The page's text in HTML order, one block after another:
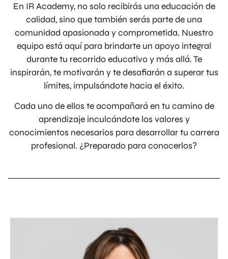
En IR Academy, no solo recibirás una educación de
calidad, sino que también serás parte de una
comunidad apasionada y comprometida. Nuestro
equipo está aquí para brindarte un apoyo integral
durante tu recorrido educativo y más allá. Te
inspirarán, te motivarán y te desafiarán a superar tus
límites, impulsándote hacia el éxito.
Cada uno de ellos te acompañará en tu camino de
aprendizaje inculcándote los valores y
conocimientos necesarios para desarrollar tu carrera
profesional. ¿Preparado para conocerlos?
RAQUEL RIOS BLAZQUEZ
CEO del IR salud
Coordinadora del Nano Master